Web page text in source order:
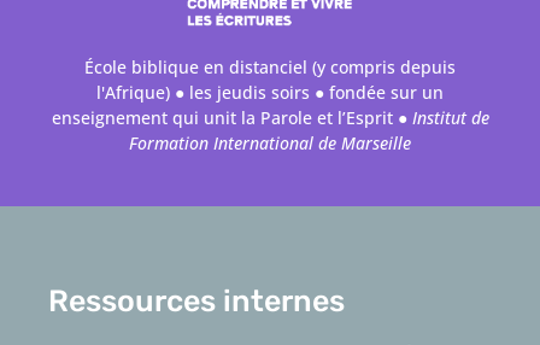
École biblique en distanciel (y compris depuis
l'Afrique) ● les jeudis soirs ● fondée sur un
enseignement qui unit la Parole et l’Esprit ● Institut de
Formation International de Marseille
Ressources internes